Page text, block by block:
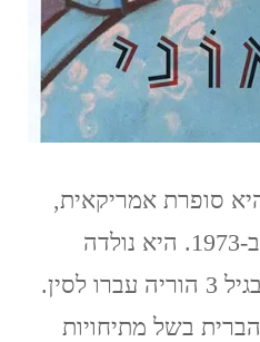
סופרת אמריקאית,
נולדה ב-1892 ונפטרה ב-1973. היא נולדה
בארצות הברית, אולם בגיל 3 הוריה עברו לסין.
הברית בשל מתיחויות